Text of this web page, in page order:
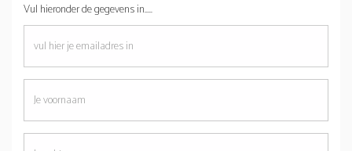
Vul hieronder de gegevens in.....
emailadres
Je
voornaam
Je